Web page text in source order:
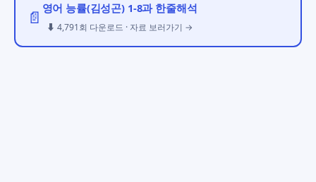
📄 영어 능률(김성곤) 1-8과 한줄해석
⬇ 4,791회 다운로드 · 자료 보러가기 →